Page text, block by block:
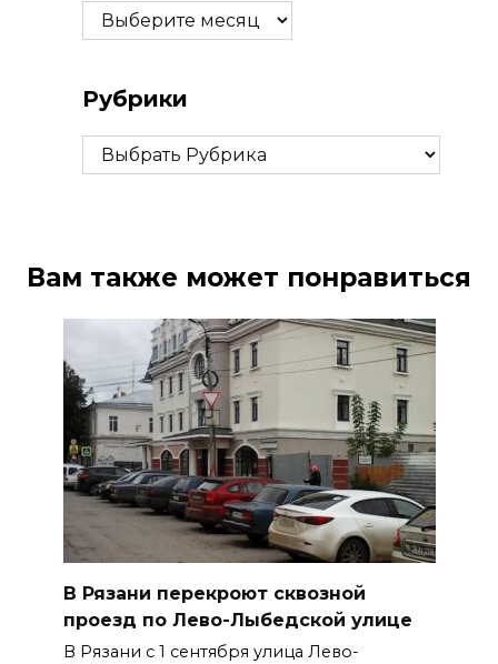
Архивы
Рубрики
Рубрики
Вам также может понравиться
В Рязани перекроют сквозной
проезд по Лево-Лыбедской улице
В Рязани с 1 сентября улица Лево-